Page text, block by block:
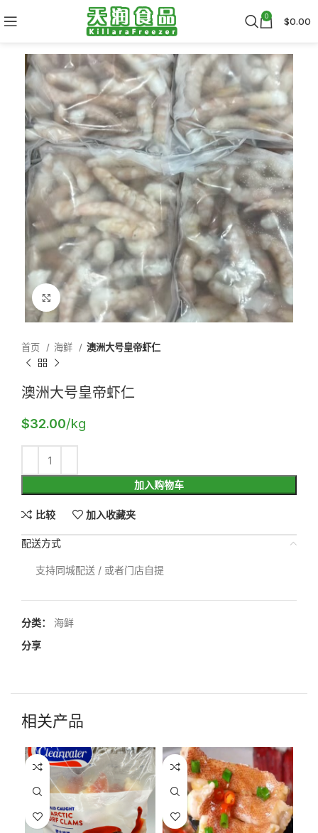
0 $0.00
Click to enlarge
首页 海鲜 澳洲大号皇帝虾仁
澳洲大号皇帝虾仁
$32.00/kg
加入购物车
比较 加入收藏夹
配送方式
支持同城配送 / 或者门店自提
分类：
海鲜
分享
相关产品